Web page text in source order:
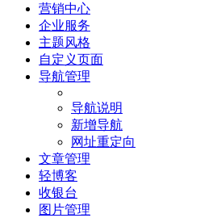
营销中心
企业服务
主题风格
自定义页面
导航管理
导航说明
新增导航
网址重定向
文章管理
轻博客
收银台
图片管理